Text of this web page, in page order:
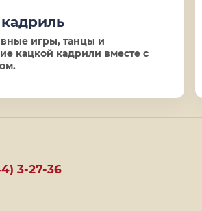
игры, танцы и
кацкой кадрили вместе с
3-27-36